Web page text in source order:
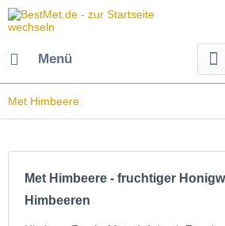
Menü
Met Himbeere
Met Himbeere - fruchtiger
Himbeeren